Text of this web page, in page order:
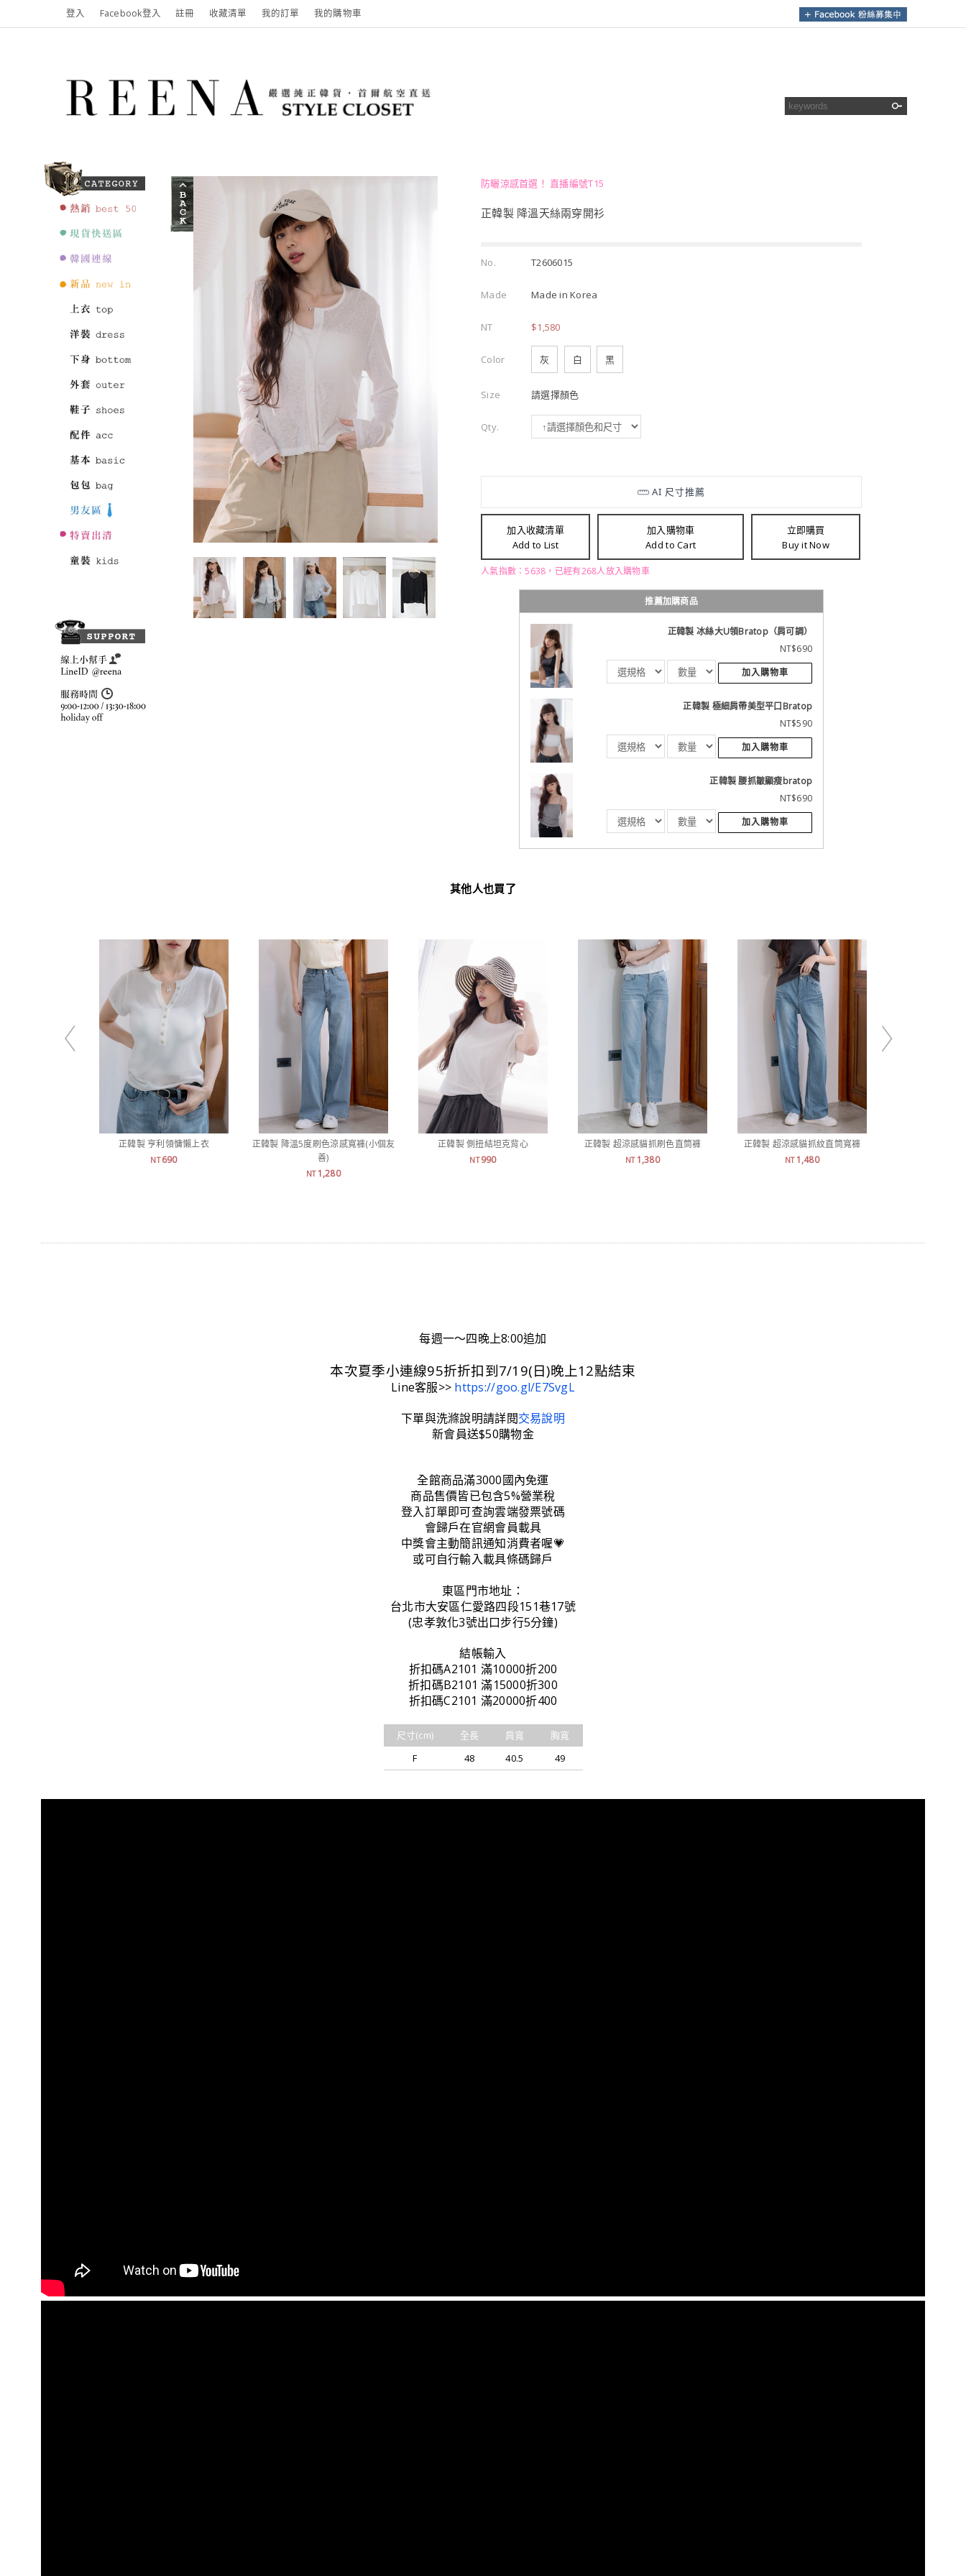
登入 Facebook登入 註冊 收藏清單 我的訂單 我的購物車
防曬涼感首選！ 直播編號T15
正韓製 降溫天絲兩穿開衫
No. T2606015
Made Made in Korea
NT $1,580
Color 灰 白 黑
Size 請選擇顏色
Qty.
加入收藏清單
Add to List
加入購物車
Add to Cart
立即購買
Buy it Now
人氣指數：5638，已經有268人放入購物車
推薦加購商品
正韓製 冰絲大U領Bratop（肩可調）
NT$690
加入購物車
正韓製 極細肩帶美型平口Bratop
NT$590
加入購物車
正韓製 腰抓皺顯瘦bratop
NT$690
加入購物車
其他人也買了
正韓製 亨利領慵懶上衣
NT 690
正韓製 降溫5度刷色涼感寬褲(小個友
善)
NT1,280
正韓製 側扭結坦克背心
NT 990
正韓製 超涼感貓抓刷色直筒褲
NT1,380
正韓製 超涼感貓抓紋直筒寬褲
NT1,480
每週一～四晚上8:00追加
本次夏季小連線95折折扣到7/19(日)晚上12點結束
Line客服>> https://goo.gl/E7SvgL
下單與洗滌說明請詳閱交易說明
新會員送$50購物金
全館商品滿3000國內免運
商品售價皆已包含5%營業稅
登入訂單即可查詢雲端發票號碼
會歸戶在官網會員載具
中獎會主動簡訊通知消費者喔💗
或可自行輸入載具條碼歸戶
東區門市地址：
台北市大安區仁愛路四段151巷17號
(忠孝敦化3號出口步行5分鐘)
結帳輸入
折扣碼A2101 滿10000折200
折扣碼B2101 滿15000折300
折扣碼C2101 滿20000折400
尺寸(cm) 全長 肩寬
胸寬
F
48 40.5 49